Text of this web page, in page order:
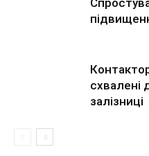
схвалені
залізниці